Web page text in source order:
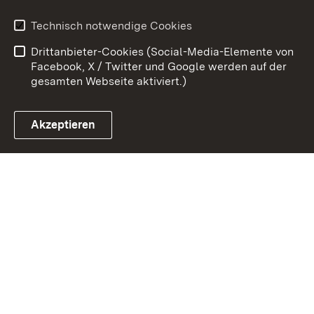
Link zum Landesportal
Barrierefreiheit
Impressum
Cookies
Technisch notwendige Cookies
Drittanbieter-Cookies (Social-Media-Elemente von
Facebook, X / Twitter und Google werden auf der
gesamten Webseite aktiviert.)
Akzeptieren